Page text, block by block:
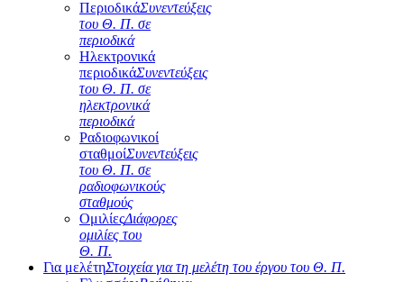
ΠεριοδικάΣυνεντεύξεις
του Θ. Π. σε
περιοδικά
Ηλεκτρονικά
περιοδικάΣυνεντεύξεις
του Θ. Π. σε
ηλεκτρονικά
περιοδικά
Ραδιοφωνικοί
σταθμοίΣυνεντεύξεις
του Θ. Π. σε
ραδιοφωνικούς
σταθμούς
ΟμιλίεςΔιάφορες
ομιλίες του
Θ. Π.
Για μελέτηΣτοιχεία για τη μελέτη του έργου του Θ. Π.